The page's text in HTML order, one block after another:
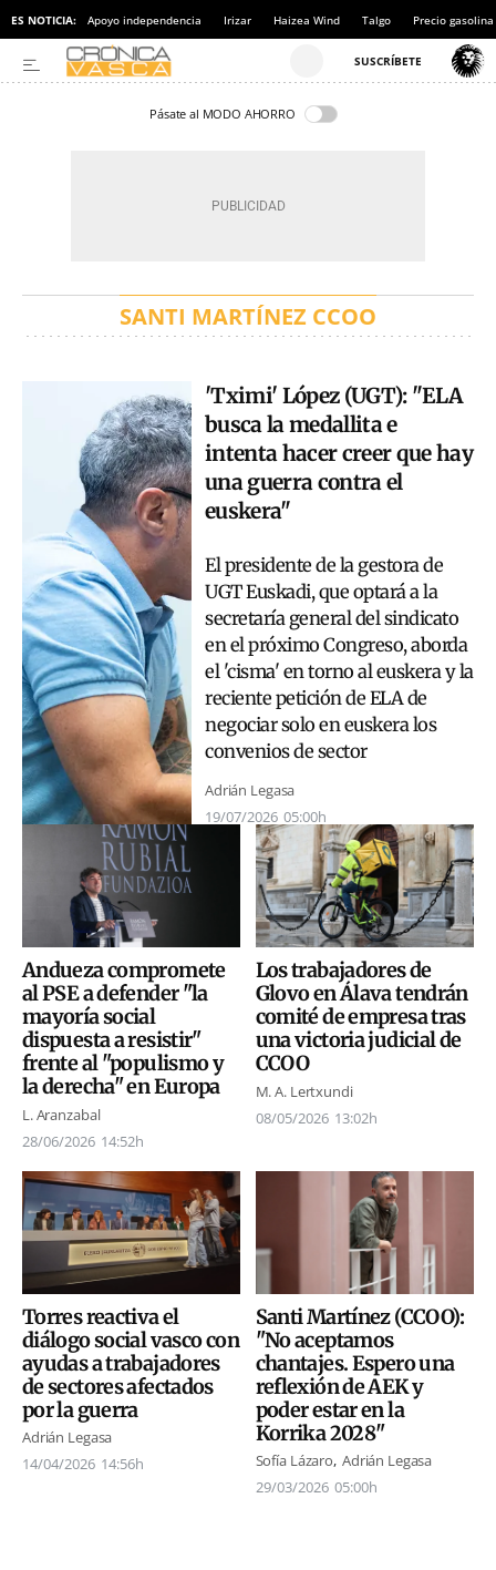
ES NOTICIA: Apoyo independencia Irizar Haizea Wind Talgo Precio gasolina
Pásate al MODO AHORRO
SANTI MARTÍNEZ CCOO
'Tximi' López (UGT): "ELA
busca la medallita e
intenta hacer creer que hay
una guerra contra el
euskera"
El presidente de la gestora de
UGT Euskadi, queoptará a la
secretaría general del sindicato
en el próximo Congreso, aborda
el 'cisma' en torno al euskera y la
reciente petición de ELA de
negociar solo en euskera los
convenios de sector
Adrián Legasa
19/07/2026 05:00h
Andueza compromete
al PSE a defender "la
mayoría social
dispuesta a resistir"
frente al "populismo y
la derecha" en Europa
L. Aranzabal
28/06/2026 14:52h
Los trabajadores de
Glovo en Álava tendrán
comité de empresa tras
una victoria judicial de
CCOO
M. A. Lertxundi
08/05/2026 13:02h
Torres reactiva el
diálogo social vasco con
ayudas a trabajadores
de sectores afectados
por la guerra
Adrián Legasa
14/04/2026 14:56h
Santi Martínez (CCOO):
"No aceptamos
chantajes. Espero una
reflexión de AEK y
poder estar en la
Korrika 2028"
Sofía Lázaro Adrián Legasa
29/03/2026 05:00h